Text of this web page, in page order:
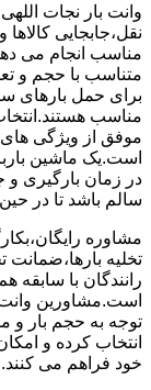
وانت بار نجات
نقل،جابجایی
مناسب انجام می
متناسب با حجم و
برای حمل بارهای
مناسب
موفق از ویژگی
است.یک ماشین
در زمان بارگیری و
سالم باشد تا در
مشاوره
تخلیه بارها،ضمانت
رانندگان با
است.مشاورین وانت
توجه به حجم بار و
انتخاب کرده و
خود فراهم می کنند.